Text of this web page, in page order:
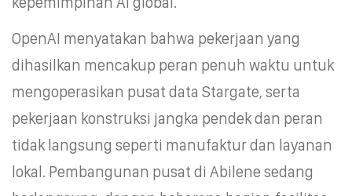
OpenAI menyatakan bahwa pekerjaan yang
dihasilkan mencakup peran penuh waktu untuk
mengoperasikan pusat data Stargate, serta
pekerjaan konstruksi jangka pendek dan peran
tidak langsung seperti manufaktur dan layanan
lokal. Pembangunan pusat di Abilene sedang